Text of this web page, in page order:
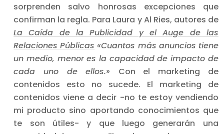
sorprenden salvo honrosas excepciones que
confirman la regla. Para Laura y Al Ries, autores de
La Caída de la Publicidad y el Auge de las
Relaciones Públicas «Cuantos más anuncios tiene
un medio, menor es la capacidad de impacto de
cada uno de ellos.» Con el marketing de
contenidos esto no sucede. El marketing de
contenidos viene a decir -no te estoy vendiendo
mi producto sino aportando conocimientos que
te son útiles- y que luego generarán una